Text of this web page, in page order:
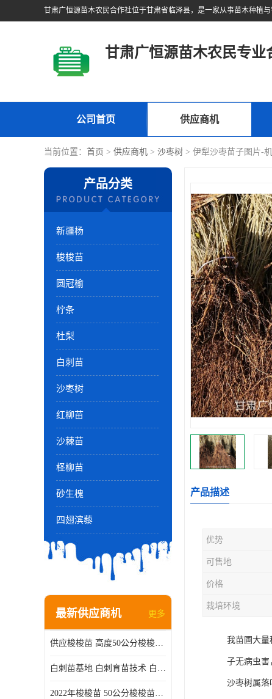
甘肃广恒源苗木农民专业
公司首页 供应商机
当前位置： 首页 > 供应商机 > 沙枣树 > 伊犁沙枣苗子图片-
产品分类
新疆杨
梭梭苗
圆冠榆
柠条
杜梨
白刺苗
沙枣树
红柳苗
沙棘苗
柽柳苗
砂生槐
四翅滨藜
最新供应商机 更多
供应梭梭苗 高度50公分梭梭种苗基地 一手货源无中介
白刺苗基地 白刺育苗技术 白刺苗产地
2022年梭梭苗 50公分梭梭苗产地 沙漠绿化梭梭苗基地 提供技术
产品描述
优势
可售地
价格
栽培环境
我苗圃大量
子无病虫害
沙枣树属落